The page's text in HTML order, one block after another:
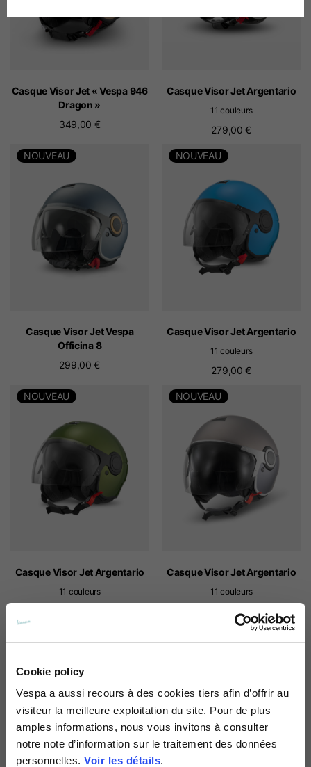
Cookie policy
Vespa a aussi recours à des cookies tiers afin d’offrir au
visiteur la meilleure exploitation du site. Pour de plus
amples informations, nous vous invitons à consulter
notre note d’information sur le traitement des données
personnelles. Voir les détails.
Casque Visor Jet « Vespa 946
Dragon »
349,00 €
Casque Visor Jet Argentario
11 couleurs
279,00 €
NOUVEAU
Casque Visor Jet Vespa
Officina 8
299,00 €
NOUVEAU
Casque Visor Jet Argentario
11 couleurs
279,00 €
NOUVEAU
Casque Visor Jet Argentario
11 couleurs
NOUVEAU
Casque Visor Jet Argentario
11 couleurs
279,00 €
Espagnol
Néerlandais